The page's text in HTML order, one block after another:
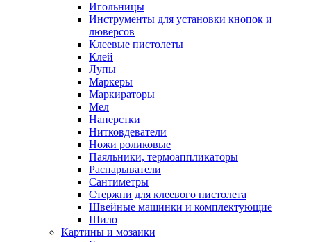
Игольницы
Инструменты для установки кнопок и
люверсов
Клеевые пистолеты
Клей
Лупы
Маркеры
Маркираторы
Мел
Наперстки
Нитковдеватели
Ножи роликовые
Паяльники, термоаппликаторы
Распарыватели
Сантиметры
Стержни для клеевого пистолета
Швейные машинки и комплектующие
Шило
Картины и мозаики